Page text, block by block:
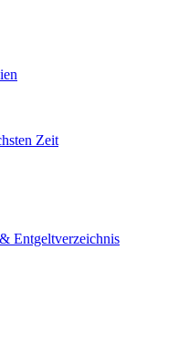
Zeit
Entgeltverzeichnis